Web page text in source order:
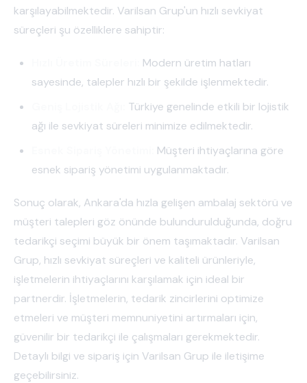
karşılayabilmektedir. Varilsan Grup'un hızlı sevkiyat
süreçleri şu özelliklere sahiptir:
Modern üretim hatları
sayesinde, talepler hızlı bir şekilde işlenmektedir.
Türkiye genelinde etkili bir lojistik
ağı ile sevkiyat süreleri minimize edilmektedir.
Müşteri ihtiyaçlarına göre
esnek sipariş yönetimi uygulanmaktadır.
Sonuç olarak, Ankara'da hızla gelişen ambalaj sektörü ve
müşteri talepleri göz önünde bulundurulduğunda, doğru
tedarikçi seçimi büyük bir önem taşımaktadır. Varilsan
Grup, hızlı sevkiyat süreçleri ve kaliteli ürünleriyle,
işletmelerin ihtiyaçlarını karşılamak için ideal bir
partnerdir. İşletmelerin, tedarik zincirlerini optimize
etmeleri ve müşteri memnuniyetini artırmaları için,
güvenilir bir tedarikçi ile çalışmaları gerekmektedir.
Detaylı bilgi ve sipariş için Varilsan Grup ile iletişime
geçebilirsiniz.